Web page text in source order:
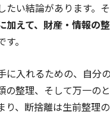
い結論があります。そ
えて、財産・情報の
。
入れるための、自分
整理、そして万一の
、断捨離は生前整理